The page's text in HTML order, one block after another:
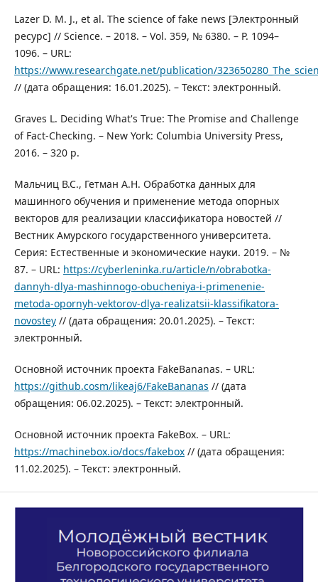
Lazer D. M. J., et al. The science of fake news [Электронный
ресурс] // Science. – 2018. – Vol. 359, № 6380. – P. 1094–
1096. – URL:
https://www.researchgate.net/publication/
// (дата обращения: 16.01.2025). – Текст: электронный.
Graves L. Deciding What's True: The Promise and Challenge
of Fact-Checking. – New York: Columbia University Press,
2016. – 320 p.
Мальчиц В.С., Гетман А.Н. Обработка данных для
машинного обучения и применение метода опорных
векторов для реализации классификатора новостей //
Вестник Амурского государственного университета.
Серия: Естественные и экономические науки. 2019. – №
87. – URL: https://cyberleninka.ru/article/n/obrabotka-
dannyh-dlya-mashinnogo-obucheniya-i-primenenie-
metoda-opornyh-vektorov-dlya-realizatsii-klassifikatora-
novostey// (дата обращения: 20.01.2025). – Текст:
электронный.
Основной источник проекта FakeBananas. – URL:
https://github.cosm/likeaj6/FakeBananas // (дата
обращения: 06.02.2025). – Текст: электронный.
Основной источник проекта FakeBox. – URL:
https://machinebox.io/docs/fakebox// (дата обращения:
11.02.2025). – Текст: электронный.